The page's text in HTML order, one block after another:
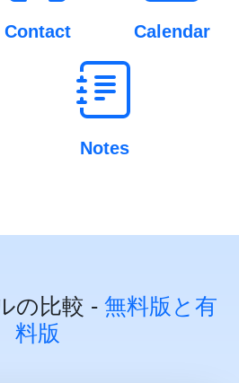
Contact Calendar
Notes
の比較 - 無料版と有
料版